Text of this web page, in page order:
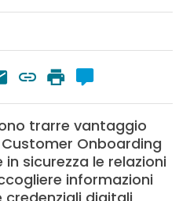
trarre vantaggio
Onboarding
sicurezza le relazioni
informazioni